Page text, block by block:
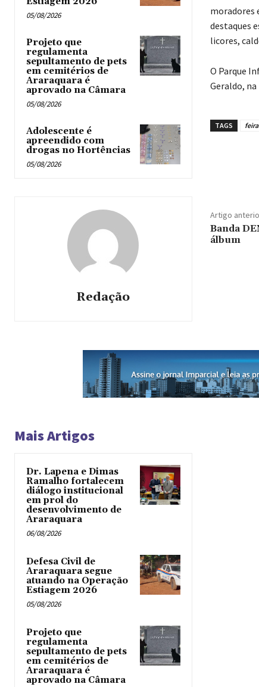
05/08/2026
Projeto que
regulamenta
sepultamento de pets
em cemitérios de
Araraquara é
aprovado na Câmara
05/08/2026
Adolescente é
apreendido com
drogas no Hortências ‎
05/08/2026
Redação
moradores
destaques
licores,
O Parque
Geraldo,
TAGS feira
Artigo
Banda
álbum
Mais Artigos
Dr. Lapena e Dimas
Ramalho fortalecem
diálogo institucional
em prol do
desenvolvimento de
Araraquara
06/08/2026
Defesa Civil de
Araraquara segue
atuando na Operação
Estiagem 2026
05/08/2026
Projeto que
regulamenta
sepultamento de pets
em cemitérios de
Araraquara é
aprovado na Câmara